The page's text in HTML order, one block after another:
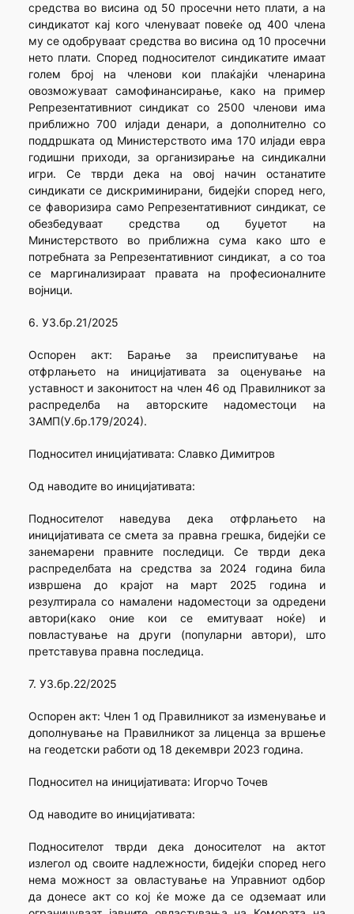
средства во висина од 50 просечни нето плати, а на
синдикатот кај кого членуваат повеќе од 400 члена
му се одобруваат средства во висина од 10 просечни
нето плати. Според подносителот синдикатите имаат
голем број на членови кои плаќајќи членарина
овозможуваат самофинансирање, како на пример
Репрезентативниот синдикат со 2500 членови има
приближно 700 илјади денари, а дополнително со
поддршката од Министерството има 170 илјади евра
годишни приходи, за организирање на синдикални
игри. Се тврди дека на овој начин останатите
синдикати се дискриминирани, бидејќи според него,
се фаворизира само Репрезентативниот синдикат, се
обезбедуваат средства од буџетот на
Министерството во приближна сума како што е
потребната за Репрезентативниот синдикат, а со тоа
се маргинализираат правата на професионалните
војници.
6. УЗ.бр.21/2025
Оспорен акт: Барање за преиспитување на
отфрлањето на иницијативата за оценување на
уставност и законитост на член 46 од Правилникот за
распределба на авторските надоместоци на
ЗАМП(У.бр.179/2024).
Подносител иницијативата: Славко Димитров
Од наводите во иницијативата:
Подносителот наведува дека отфрлањето на
иницијативата се смета за правна грешка, бидејќи се
занемарени правните последици. Се тврди дека
распределбата на средства за 2024 година била
извршена до крајот на март 2025 година и
резултирала со намалени надоместоци за одредени
автори(како оние кои се емитуваат ноќе) и
повластување на други (популарни автори), што
претставува правна последица.
7. УЗ.бр.22/2025
Оспорен акт: Член 1 од Правилникот за изменување и
дополнување на Правилникот за лиценца за вршење
на геодетски работи од 18 декември 2023 година.
Подносител на иницијативата: Игорчо Точев
Од наводите во иницијативата:
Подносителот тврди дека доносителот на актот
излегол од своите надлежности, бидејќи според него
нема можност за овластување на Управниот одбор
да донесе акт со кој ќе може да се одземаат или